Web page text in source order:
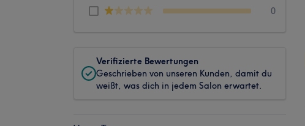
0
Verifizierte Bewertungen
Geschrieben von unseren Kunden, damit du
weißt, was dich in jedem Salon erwartet.